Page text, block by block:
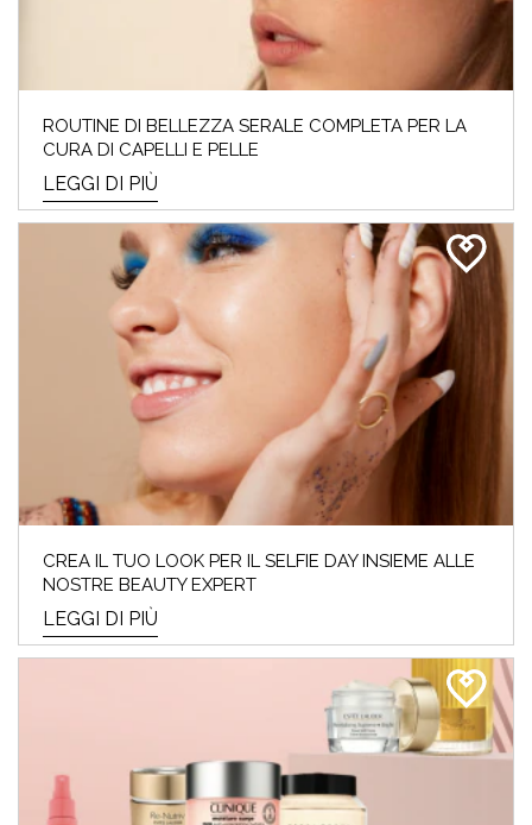
ROUTINE DI BELLEZZA SERALE COMPLETA PER LA
CURA DI CAPELLI E PELLE
LEGGI DI PIÙ
CREA IL TUO LOOK PER IL SELFIE DAY INSIEME ALLE
NOSTRE BEAUTY EXPERT
LEGGI DI PIÙ